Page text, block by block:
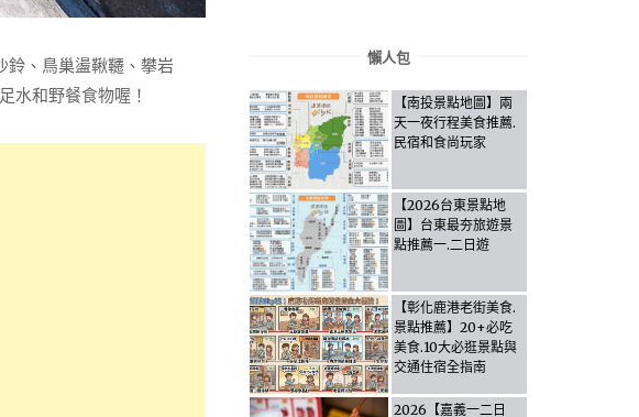
鈴、鳥巢盪鞦韆、攀岩
水和野餐食物喔！
懶人包
【南投景點地圖】兩
天一夜行程美食推薦.
民宿和食尚玩家
【2026台東景點地
圖】台東最夯旅遊景
點推薦一.二日遊
【彰化鹿港老街美食.
景點推薦】20+必吃
美食.10大必逛景點與
交通住宿全指南
2026【嘉義一二日